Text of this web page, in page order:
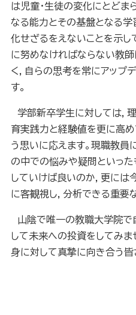
は児童・生徒の変化にとどま
なる能力とその基盤となる
化せざるをえないことを示し
に努めなければならない教
く，自らの思考を常にアップ
す。
学部新卒学生に対しては，
育実践力と経験値を更に高
う思いに応えます。現職教員
の中での悩みや疑問といっ
していけば良いのか，更に
に客観視し，分析できる重要
山陰で唯一の教職大学院で
して未来への投資をしてみま
身に対して真摯に向き合う皆